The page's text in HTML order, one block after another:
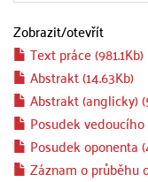
Zobrazit/otevřít
Text práce (981.1Kb)
Abstrakt (14.63Kb)
Abstrakt (anglicky)
Posudek vedoucího
Posudek oponenta
Záznam o průběhu